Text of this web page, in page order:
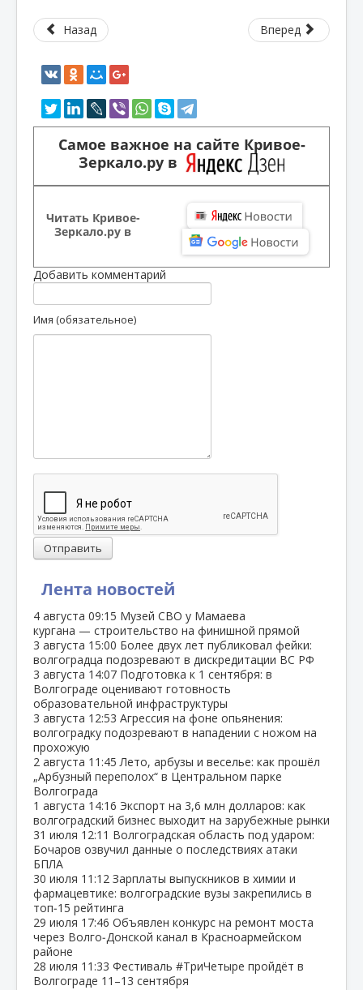
Лента новостей
4 августа 09:15 Музей СВО у Мамаева
кургана — строительство на финишной прямой
3 августа 15:00 Более двух лет публиковал фейки:
волгоградца подозревают в дискредитации ВС РФ
3 августа 14:07 Подготовка к 1 сентября: в
Волгограде оценивают готовность
образовательной инфраструктуры
3 августа 12:53 Агрессия на фоне опьянения:
волгоградку подозревают в нападении с ножом на
прохожую
2 августа 11:45 Лето, арбузы и веселье: как прошёл
„Арбузный переполох“ в Центральном парке
Волгограда
1 августа 14:16 Экспорт на 3,6 млн долларов: как
волгоградский бизнес выходит на зарубежные рынки
31 июля 12:11 Волгоградская область под ударом:
Бочаров озвучил данные о последствиях атаки
БПЛА
30 июля 11:12 Зарплаты выпускников в химии и
фармацевтике: волгоградские вузы закрепились в
топ‑15 рейтинга
29 июля 17:46 Объявлен конкурс на ремонт моста
через Волго‑Донской канал в Красноармейском
районе
28 июля 11:33 Фестиваль #ТриЧетыре пройдёт в
Волгограде 11–13 сентября
Назад Вперед
Самое важное на сайте Кривое-
Зеркало.ру в
Читать Кривое-
Зеркало.ру в
Добавить комментарий
Имя (обязательное)
Отправить